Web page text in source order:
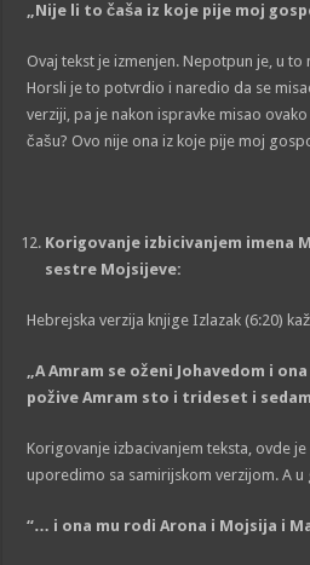
„Nije li to čaša iz koje pije moj
Ovaj tekst je izmenjen. Nepotpun je, u
Horsli je to potvrdio i naredio da se
verziji, pa je nakon ispravke misao
čašu? Ovo nije ona iz koje pije moj
Korigovanje izbicivanjem imena M
sestre Mojsijeve:
Hebrejska verzija knjige Izlazak (6:20)
„A Amram se oženi Johavedom i
požive Amram sto i trideset i
Korigovanje izbacivanjem teksta, ovde
uporedimo sa samirijskom verzijom. A
“… i ona mu rodi Arona i Mojsija i